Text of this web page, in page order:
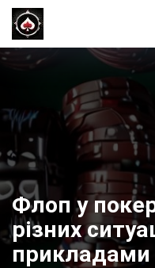
Флоп у
різних
прикладами